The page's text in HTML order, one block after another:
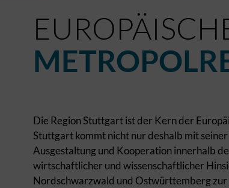
Die Region Stuttgart ist der Kern der
Stuttgart kommt nicht nur deshalb mit
Ausgestaltung und Kooperation innerhalb
wirtschaftlicher und wissenschaftlicher
Nordschwarzwald und Ostwürttemberg zur